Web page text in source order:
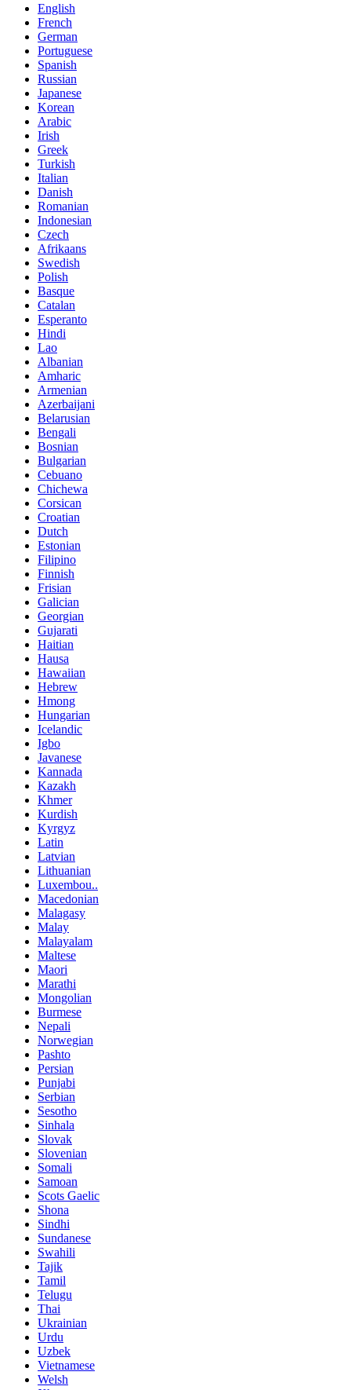
English
French
German
Portuguese
Spanish
Russian
Japanese
Korean
Arabic
Irish
Greek
Turkish
Italian
Danish
Romanian
Indonesian
Czech
Afrikaans
Swedish
Polish
Basque
Catalan
Esperanto
Hindi
Lao
Albanian
Amharic
Armenian
Azerbaijani
Belarusian
Bengali
Bosnian
Bulgarian
Cebuano
Chichewa
Corsican
Croatian
Dutch
Estonian
Filipino
Finnish
Frisian
Galician
Georgian
Gujarati
Haitian
Hausa
Hawaiian
Hebrew
Hmong
Hungarian
Icelandic
Igbo
Javanese
Kannada
Kazakh
Khmer
Kurdish
Kyrgyz
Latin
Latvian
Lithuanian
Luxembou..
Macedonian
Malagasy
Malay
Malayalam
Maltese
Maori
Marathi
Mongolian
Burmese
Nepali
Norwegian
Pashto
Persian
Punjabi
Serbian
Sesotho
Sinhala
Slovak
Slovenian
Somali
Samoan
Scots Gaelic
Shona
Sindhi
Sundanese
Swahili
Tajik
Tamil
Telugu
Thai
Ukrainian
Urdu
Uzbek
Vietnamese
Welsh